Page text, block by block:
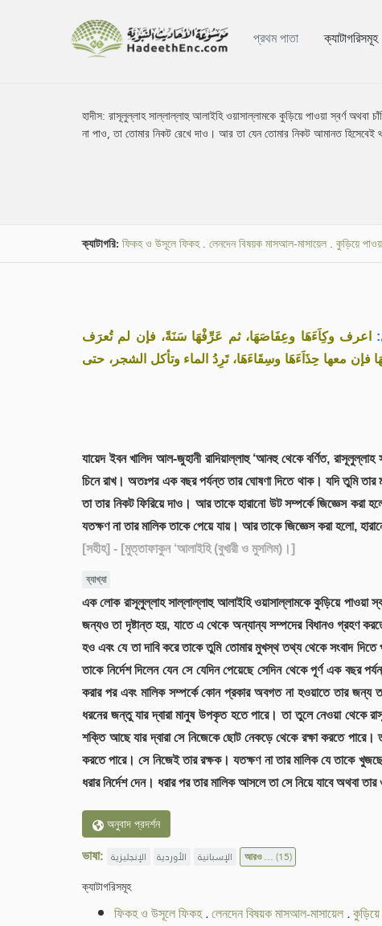
প্রথম পাতা ক্যাটাগরিসমূহ
হাদীস:রাসূলুল্লাহ সাল্লাল্লাহু আলাইহি ওয়াসাল্লামকে কুড়িয়ে পাওয়া স্বর্ণ অথবা
না পাও, তা তোমার নিকট রেখে দাও। আর তা যেন তোমার নিকট আমানত
ক্যাটাগরি: ফিকহ ও উসূলে ফিকহ. লেনদেন বিষয়ক মাসআল-মাসায়েল . কুড়িয়ে
اعرف وكِاَءَهَا وعِفَاصَهَا، ثم عَرِّفْهَا سَنَةً، فإن لم تُعرَف
فإن معها حِذَاَءَهَا وسِقَاءَهَا، تَرِدُ الماء وتأكل الشجر، حتى
যায়েদ ইবন খালিদ আল-জুহানী রাদিয়াল্লাহু ‘আনহু থেকে বর্ণিত,
চিনে রাখ। অতঃপর এক বছর পর্যন্ত তার ঘোষণা দিতে থাক। যদি তুমি
তা তার নিকট ফিরিয়ে দাও। আর তাকে হারানো উট সম্পর্কে জিজ্ঞেস করা
যতক্ষণ না তার মালিক তাকে পেয়ে যায়। আর তাকে জিজ্ঞেস করা হলো,
[সহীহ] - [মুত্তাফাকুন ‘আলাইহি (বুখারী ও মুসলিম)।]
ব্যাখ্যা
এক লোক রাসূলুল্লাহ সাল্লাল্লাহু আলাইহি ওয়াসাল্লামকে কুড়িয়ে পাওয়া
জন্যও তা দৃষ্টান্ত হয়, যাতে এ থেকে অন্যান্য সম্পদের বিধানও গ্রহণ
হও এবং যে তা দাবি করে তাকে তুমি তোমার মুখস্থ তথ্য থেকে সংবাদ দিতে
তাকে নির্দেশ দিলেন যেন সে যেদিন পেয়েছে সেদিন থেকে পূর্ণ এক বছর
করার পর এবং মালিক সম্পর্কে কোন প্রকার অবগত না হওয়াতে তার জন্য
ধরনের জন্তু যার দ্বারা মানুষ উপকৃত হতে পারে। তা তুলে নেওয়া থেকে
শক্তি আছে যার দ্বারা সে নিজেকে ছোট নেকড়ে থেকে রক্ষা করতে পারে।
করতে পারে। সে নিজেই তার রক্ষক। যতক্ষণ না তার মালিক যে তাকে
ধরার নির্দেশ দেন। ধরার পর তার মালিক আসলে তা সে নিয়ে যাবে অথবা
অনুবাদ প্রদর্শন
ভাষা: الإنجليزية الأوردية الإسبانية আরও ...(15)
ক্যাটাগরিসমূহ
ফিকহ ও উসূলে ফিকহ.লেনদেন বিষয়ক মাসআল-মাসায়েল.